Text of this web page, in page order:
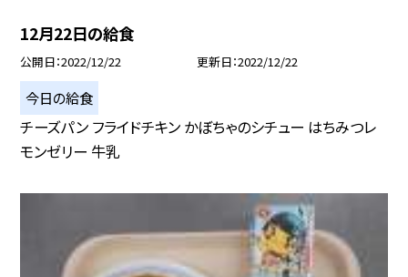
12月22日の給食
公開日 2022/12/22 更新日 2022/12/22
今日の給食
チーズパン フライドチキン かぼちゃのシチュー はちみつレ
モンゼリー 牛乳